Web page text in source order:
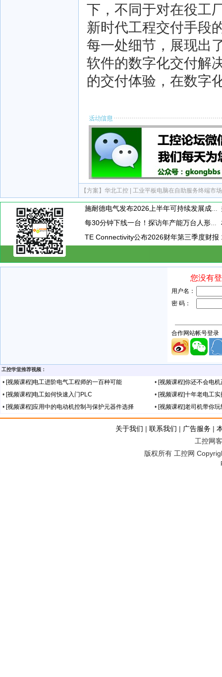
下，不同于对在役工
新时代工程交付手段
每一处细节，展现出
软件的数字化交付解
的交付体验，在数字
【方案】 华北工控 | 工业平板电脑在自助服务终端市
施耐德电气发布2026上半年可持续发展成绩单 "Impact 2030"路线图开局稳健
每30分钟下线一台！探访年产能万台人形机器人工厂
TE Connectivity公布2026财年第三季度财报
工控学堂推荐视频：
• [视频课程]电工进阶电气工程师的一百种可能 • [视频课程]你还不会电
• [视频课程]电工如何快速入门PLC • [视频课程]十年老电工
• [视频课程]应用中的电动机控制与保护元器件选择 • [视频课程]老司机带你
关于我们 | 联系我们 | 广告服务 |
工控网
版权所有 工控网